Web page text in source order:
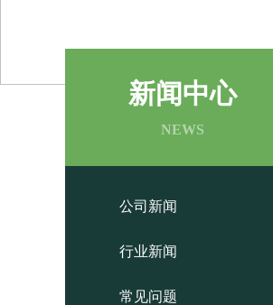
新闻中心
NEWS
公司新闻
行业新闻
常见问题